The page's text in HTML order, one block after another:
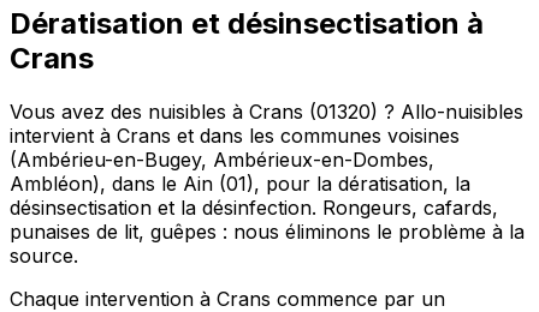
Dératisation et désinsectisation à
Crans
Vous avez des nuisibles à Crans (01320) ? Allo-nuisibles
intervient à Crans et dans les communes voisines
(Ambérieu-en-Bugey, Ambérieux-en-Dombes,
Ambléon), dans le Ain (01), pour la dératisation, la
désinsectisation et la désinfection. Rongeurs, cafards,
punaises de lit, guêpes : nous éliminons le problème à la
source.
Chaque intervention à Crans commence par un